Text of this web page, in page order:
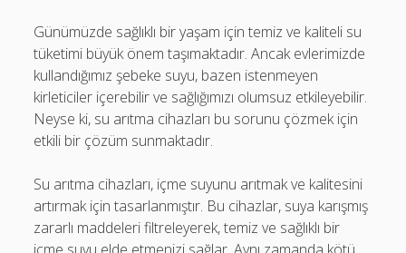
Günümüzde sağlıklı bir yaşam için temiz ve kaliteli su
tüketimi büyük önem taşımaktadır. Ancak evlerimizde
kullandığımız şebeke suyu, bazen istenmeyen
kirleticiler içerebilir ve sağlığımızı olumsuz etkileyebilir.
Neyse ki, su arıtma cihazları bu sorunu çözmek için
etkili bir çözüm sunmaktadır.
Su arıtma cihazları, içme suyunu arıtmak ve kalitesini
artırmak için tasarlanmıştır. Bu cihazlar, suya karışmış
zararlı maddeleri filtreleyerek, temiz ve sağlıklı bir